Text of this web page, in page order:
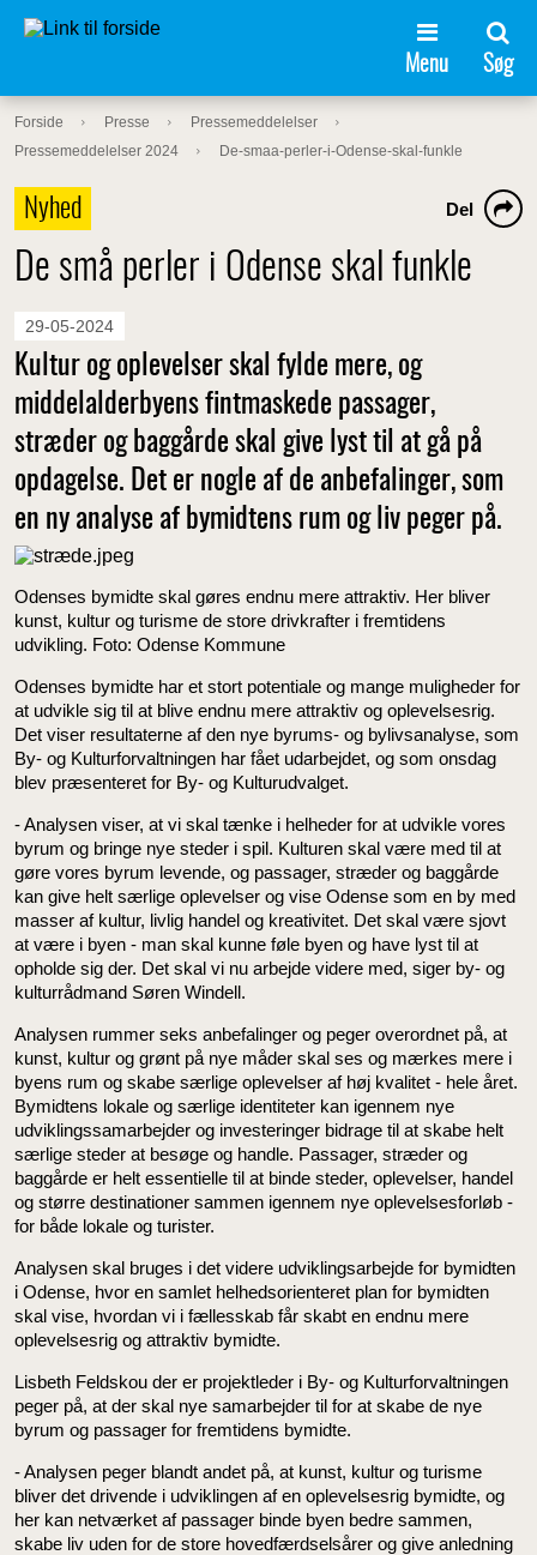
Menu Søg
Forside Presse
Pressemeddelelser
Pressemeddelelser 2024
De-smaa-perler-i-Odense-skal-funkle
Nyhed
De små perler i Odense skal funkle
Del
29-05-2024
Kultur og oplevelser skal fylde mere, og
middelalderbyens fintmaskede passager,
stræder og baggårde skal give lyst til at gå på
opdagelse. Det er nogle af de anbefalinger, som
en ny analyse af bymidtens rum og liv peger på.
Odenses bymidte skal gøres endnu mere attraktiv. Her bliver
kunst, kultur og turisme de store drivkrafter i fremtidens
udvikling. Foto: Odense Kommune
Odenses bymidte har et stort potentiale og mange muligheder for
at udvikle sig til at blive endnu mere attraktiv og oplevelsesrig.
Det viser resultaterne af den nye byrums- og bylivsanalyse, som
By- og Kulturforvaltningen har fået udarbejdet, og som onsdag
blev præsenteret for By- og Kulturudvalget.
- Analysen viser, at vi skal tænke i helheder for at udvikle vores
byrum og bringe nye steder i spil. Kulturen skal være med til at
gøre vores byrum levende, og passager, stræder og baggårde
kan give helt særlige oplevelser og vise Odense som en by med
masser af kultur, livlig handel og kreativitet. Det skal være sjovt
at være i byen - man skal kunne føle byen og have lyst til at
opholde sig der. Det skal vi nu arbejde videre med, siger by- og
kulturrådmand Søren Windell.
Analysen rummer seks anbefalinger og peger overordnet på, at
kunst, kultur og grønt på nye måder skal ses og mærkes mere i
byens rum og skabe særlige oplevelser af høj kvalitet - hele året.
Bymidtens lokale og særlige identiteter kan igennem nye
udviklingssamarbejder og investeringer bidrage til at skabe helt
særlige steder at besøge og handle. Passager, stræder og
baggårde er helt essentielle til at binde steder, oplevelser, handel
og større destinationer sammen igennem nye oplevelsesforløb -
for både lokale og turister.
Analysen skal bruges i det videre udviklingsarbejde for bymidten
i Odense, hvor en samlet helhedsorienteret plan for bymidten
skal vise, hvordan vi i fællesskab får skabt en endnu mere
oplevelsesrig og attraktiv bymidte.
Lisbeth Feldskou der er projektleder i By- og Kulturforvaltningen
peger på, at der skal nye samarbejder til for at skabe de nye
byrum og passager for fremtidens bymidte.
- Analysen peger blandt andet på, at kunst, kultur og turisme
bliver det drivende i udviklingen af en oplevelsesrig bymidte, og
her kan netværket af passager binde byen bedre sammen,
skabe liv uden for de store hovedfærdselsårer og give anledning